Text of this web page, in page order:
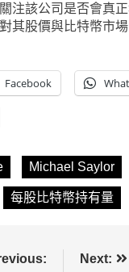
注該公司是否會真正
其股價與比特幣市
Facebook
Michael Saylor
每股比特幣持有量
Next: